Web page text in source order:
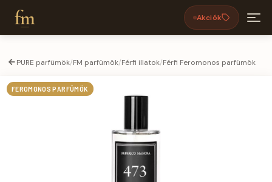
fm Akciók
PURE parfümök/FM parfümök/Férfi illatok/Férfi Feromonos parfümök
FEROMONOS PARFÜMÖK